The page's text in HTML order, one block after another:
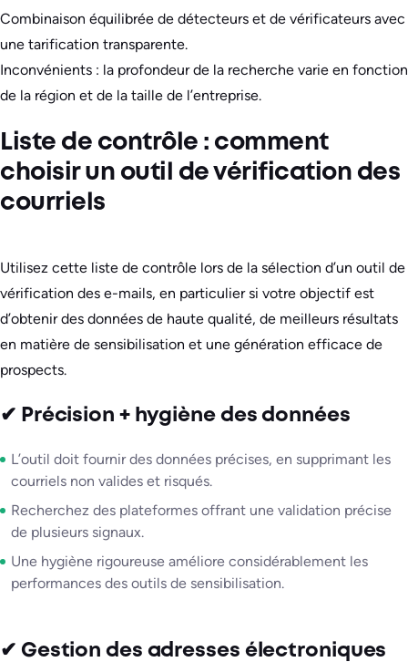
Combinaison équilibrée de détecteurs et de vérificateurs avec
une tarification transparente.
Inconvénients : la profondeur de la recherche varie en fonction
de la région et de la taille de l’entreprise.
Liste de contrôle : comment
choisir un outil de vérification des
courriels
Utilisez cette liste de contrôle lors de la sélection d’un outil de
vérification des e-mails, en particulier si votre objectif est
d’obtenir des données de haute qualité, de meilleurs résultats
en matière de sensibilisation et une génération efficace de
prospects.
✔ Précision + hygiène des données
L’outil doit fournir des données précises, en supprimant les
courriels non valides et risqués.
Recherchez des plateformes offrant une validation précise
de plusieurs signaux.
Une hygiène rigoureuse améliore considérablement les
performances des outils de sensibilisation.
✔ Gestion des adresses électroniques